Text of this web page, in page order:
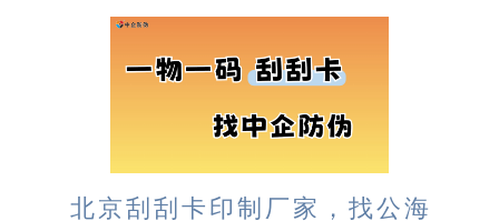
北京刮刮卡印制厂家，找公海